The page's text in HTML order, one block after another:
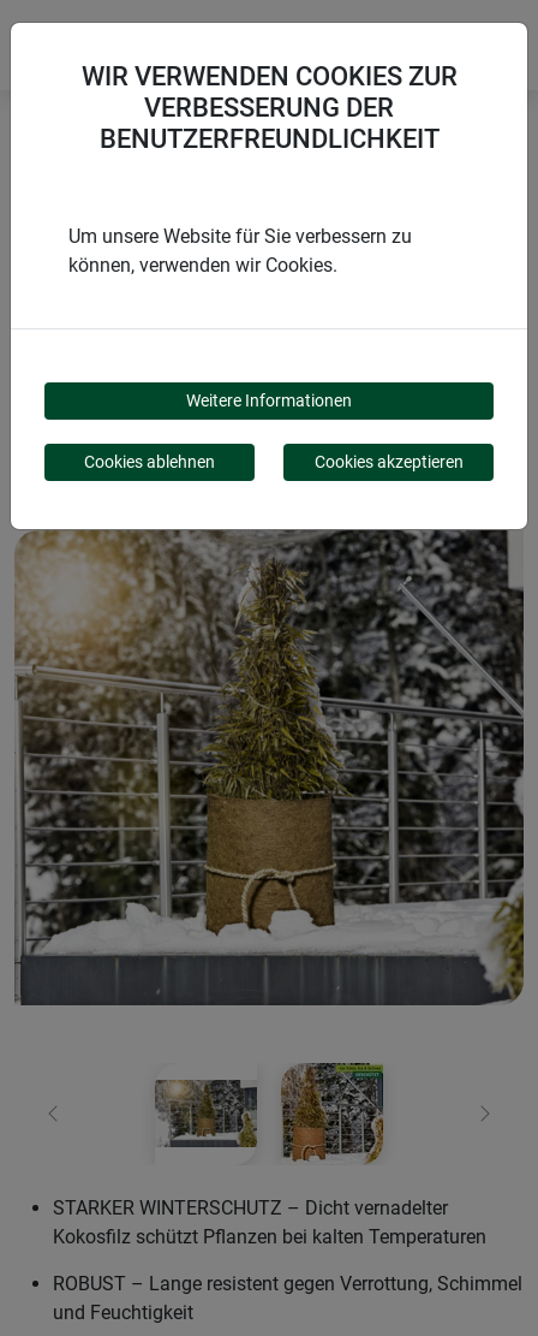
PRODUKTE
WINTERSCHUTZ-
FILZMATTE KOKOS
Zurück Weiter
STARKER WINTERSCHUTZ – Dicht vernadelter
Kokosfilz schützt Pflanzen bei kalten Temperaturen
ROBUST – Lange resistent gegen Verrottung, Schimmel
und Feuchtigkeit
WIR VERWENDEN COOKIES ZUR
VERBESSERUNG DER
BENUTZERFREUNDLICHKEIT
Um unsere Website für Sie verbessern zu
können, verwenden wir Cookies.
Weitere Informationen
Cookies ablehnen Cookies akzeptieren